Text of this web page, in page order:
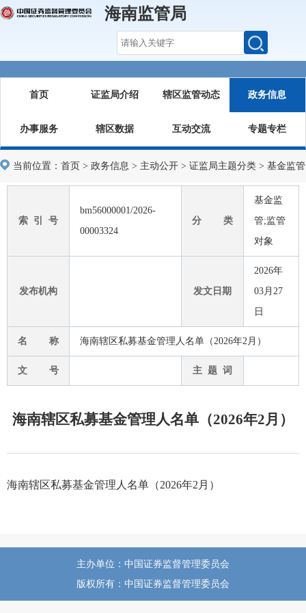
海南监管局
首页 证监局介绍 辖区监管动态 政务信息
办事服务 辖区数据 互动交流 专题专栏
当前位置： 首页 > 政务信息 > 主动公开 > 证监局主题分类 > 基金监管
索 引 号
bm56000001/2026-
00003324
分 类
基金监
管;监管
对象
发布机构 发文日期
2026年
03月27
日
名 称 海南辖区私募基金管理人名单（2026年2月）
文 号 主 题 词
海南辖区私募基金管理人名单（2026年2月）
海南辖区私募基金管理人名单（2026年2月）
主办单位：中国证券监督管理委员会
版权所有：中国证券监督管理委员会